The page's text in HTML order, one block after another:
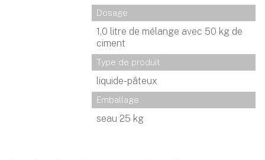
Dosage
1,0 litre de mélange avec 50 kg de
ciment
Type de produit
liquide-pâteux
Emballage
seau 25 kg